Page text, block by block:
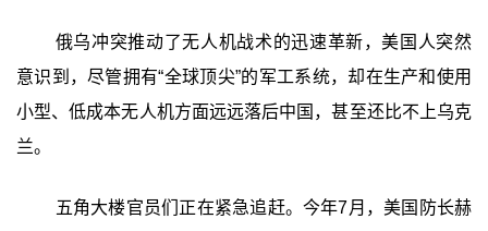
俄乌冲突推动了无人机战术的迅速革新，美国人突然
意识到，尽管拥有“全球顶尖”的军工系统，却在生产和使用
小型、低成本无人机方面远远落后中国，甚至还比不上乌克
兰。
五角大楼官员们正在紧急追赶。今年7月，美国防长赫